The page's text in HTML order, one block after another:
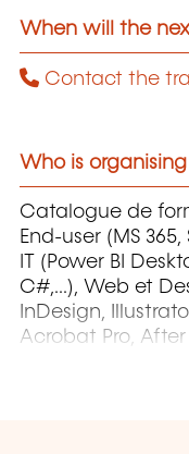
When will the
Contact the
Who is
Catalogue de
End-user (MS
IT (Power BI
C#,...), Web et
InDesign,
Acrobat Pro, After